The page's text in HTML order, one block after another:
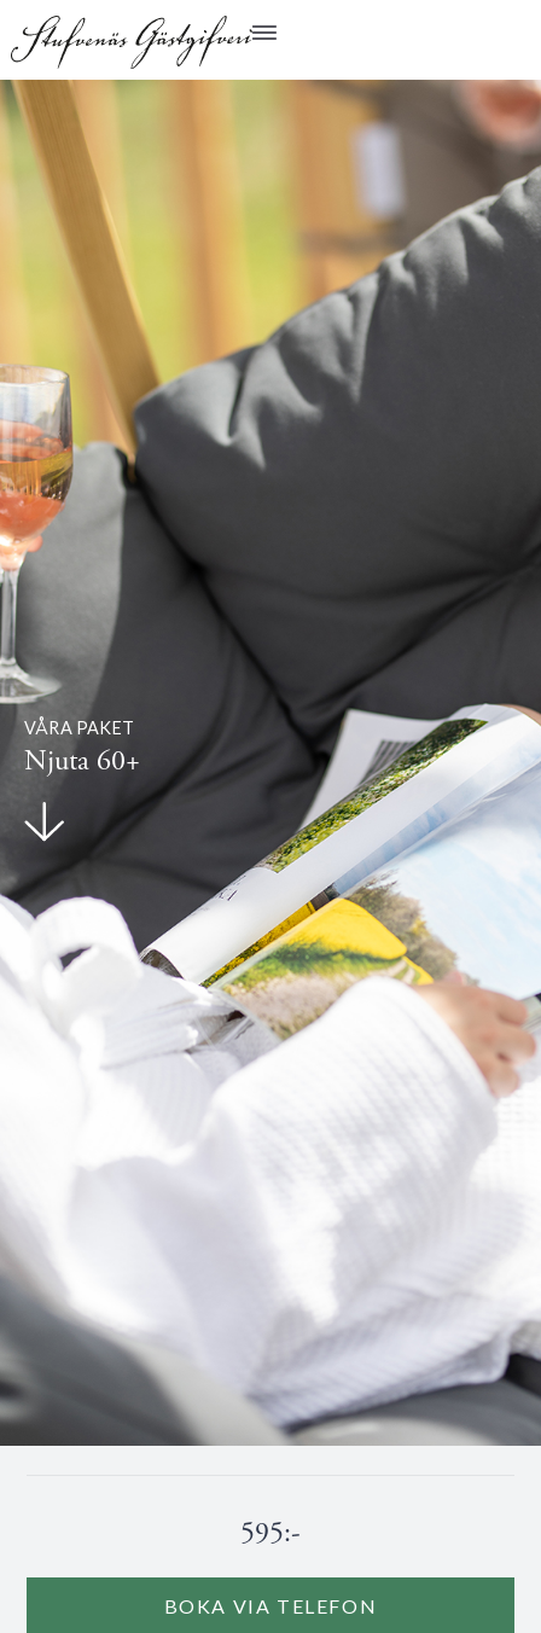
VÅRA PAKET
Njuta 60+
595:-
BOKA VIA TELEFON